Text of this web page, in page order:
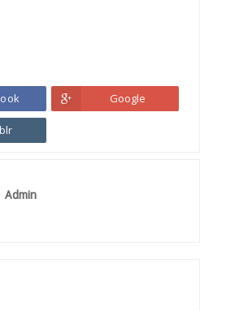
Google
Admin